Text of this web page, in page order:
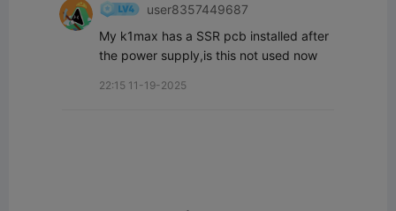
user8357449687
My k1max has a SSR pcb installed after
the power supply,is this not used now
22:15 11-19-2025